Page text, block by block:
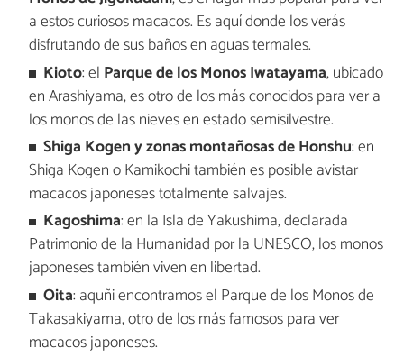
a estos curiosos macacos. Es aquí donde los verás
disfrutando de sus baños en aguas termales.
Kioto: el Parque de los Monos Iwatayama, ubicado
en Arashiyama, es otro de los más conocidos para ver a
los monos de las nieves en estado semisilvestre.
Shiga Kogen y zonas montañosas de Honshu: en
Shiga Kogen o Kamikochi también es posible avistar
macacos japoneses totalmente salvajes.
Kagoshima: en la Isla de Yakushima, declarada
Patrimonio de la Humanidad por la UNESCO, los monos
japoneses también viven en libertad.
Oita: aquñi encontramos el Parque de los Monos de
Takasakiyama, otro de los más famosos para ver
macacos japoneses.